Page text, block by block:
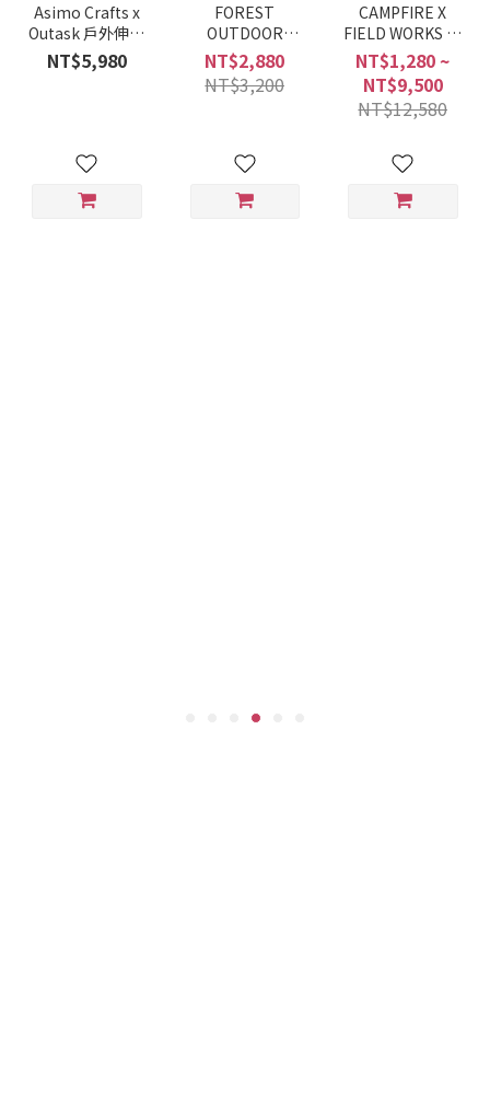
Asimo Crafts x
Outask 戶外伸縮
照明燈/巨根/TD1
NT$5,980
FOREST
OUTDOOR
FSF02熾炎 一單
位IGT單口爐
NT$2,880
NT$3,200
CAMPFIRE X
FIELD WORKS 戰
壘折疊桌箱 單位
套件組
NT$1,280 ~
NT$9,500
NT$12,580